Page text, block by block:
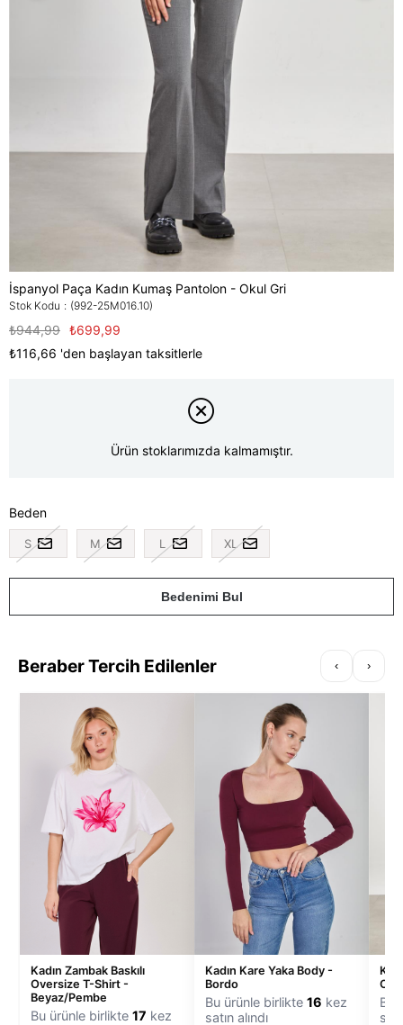
İspanyol Paça Kadın Kumaş Pantolon - Okul Gri
Stok Kodu (992-25M016.10)
₺944,99 ₺699,99
₺116,66 'den başlayan taksitlerle
Ürün stoklarımızda kalmamıştır.
Beden
S M L XL
Bedenimi Bul
Beraber Tercih Edilenler ‹ ›
Kadın Zambak Baskılı
Oversize T-Shirt -
Beyaz/Pembe
Bu ürünle birlikte 17 kez
Kadın Kare Yaka Body -
Bordo
Bu ürünle birlikte 16 kez
satın alındı
Bu